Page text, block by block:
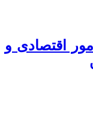
اقتصادی و